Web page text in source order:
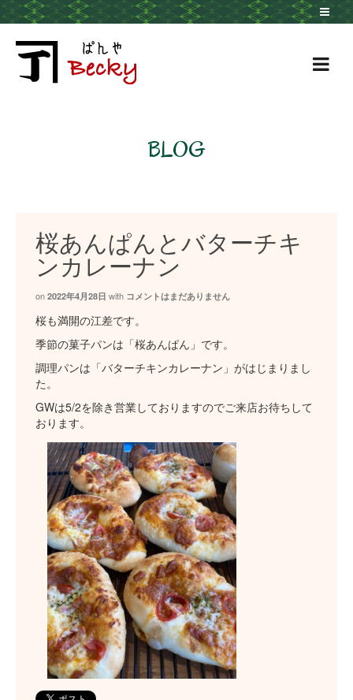
BLOG
桜あんぱんとバターチキ
ンカレーナン
on 2022年4月28日 with コメントはまだありません
桜も満開の江差です。
季節の菓子パンは「桜あんぱん」です。
調理パンは「バターチキンカレーナン」がはじまりまし
た。
GWは5/2を除き営業しておりますのでご来店お待ちして
おります。